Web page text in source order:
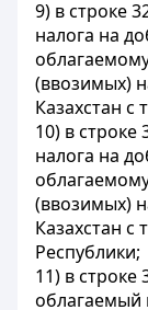
9) в строке
налога на
(ввозимых)
Казахстан
10) в строке
налога на
(ввозимых)
Казахстан с
Республики;
11) в строке
облагаемый